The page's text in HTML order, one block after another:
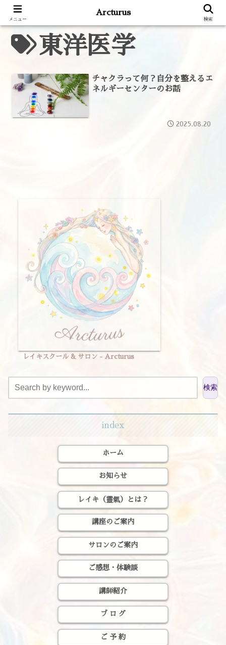
東洋医学
チャクラって何？自分を整えるエ
ネルギーセンターのお話
2025.08.20
レイキスクール & サロン - Arcturus
検索
index
ホーム
お知らせ
レイキ（靈氣）とは？
講座のご案内
サロンのご案内
ご感想・体験談
講師紹介
ブ ロ グ
ご 予 約
メニュー
Arcturus
検索